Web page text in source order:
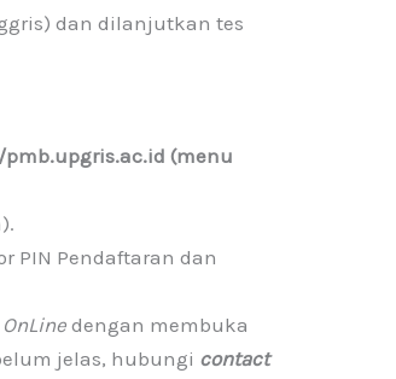
dan dilanjutkan tes
(menu
PIN Pendaftaran dan
OnLine dengan membuka
jelas, hubungi contact